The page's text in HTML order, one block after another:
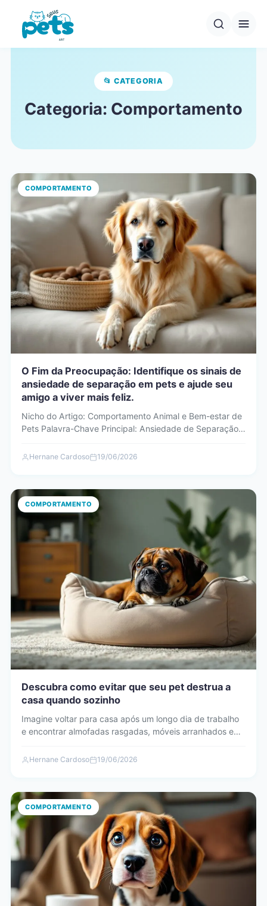
📂 CATEGORIA
Categoria: Comportamento
COMPORTAMENTO
O Fim da Preocupação: Identifique os sinais de
ansiedade de separação em pets e ajude seu
amigo a viver mais feliz.
Nicho do Artigo: Comportamento Animal e Bem-estar de
Pets Palavra-Chave Principal: Ansiedade de Separação
Hernane Cardoso 19/06/2026
COMPORTAMENTO
Descubra como evitar que seu pet destrua a
casa quando sozinho
Imagine voltar para casa após um longo dia de trabalho
e encontrar almofadas rasgadas, móveis arranhados e
Hernane Cardoso 19/06/2026
COMPORTAMENTO